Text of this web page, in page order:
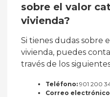
sobre el valor
vivienda?
Si tienes dudas sobre
vivienda, puedes
través de los
Teléfono: 901 200
Correo